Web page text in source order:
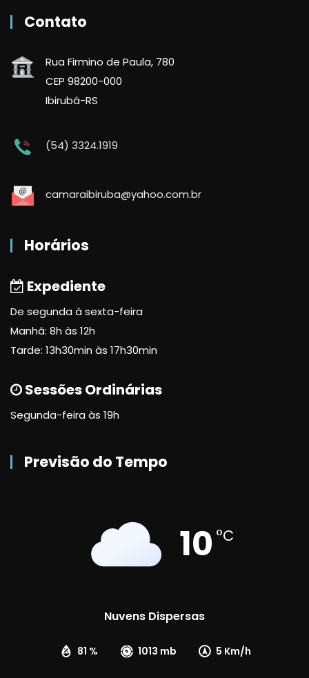
Contato
Rua Firmino de Paula, 780
CEP 98200-000
Ibirubá-RS
(54) 3324.1919
camaraibiruba@yahoo.com.br
Horários
Expediente
De segunda à sexta-feira
Manhã: 8h às 12h
Tarde: 13h30min às 17h30min
Sessões Ordinárias
Segunda-feira às 19h
Previsão do Tempo
10 °C
Nuvens Dispersas
81 % 1013 mb 5 Km/h